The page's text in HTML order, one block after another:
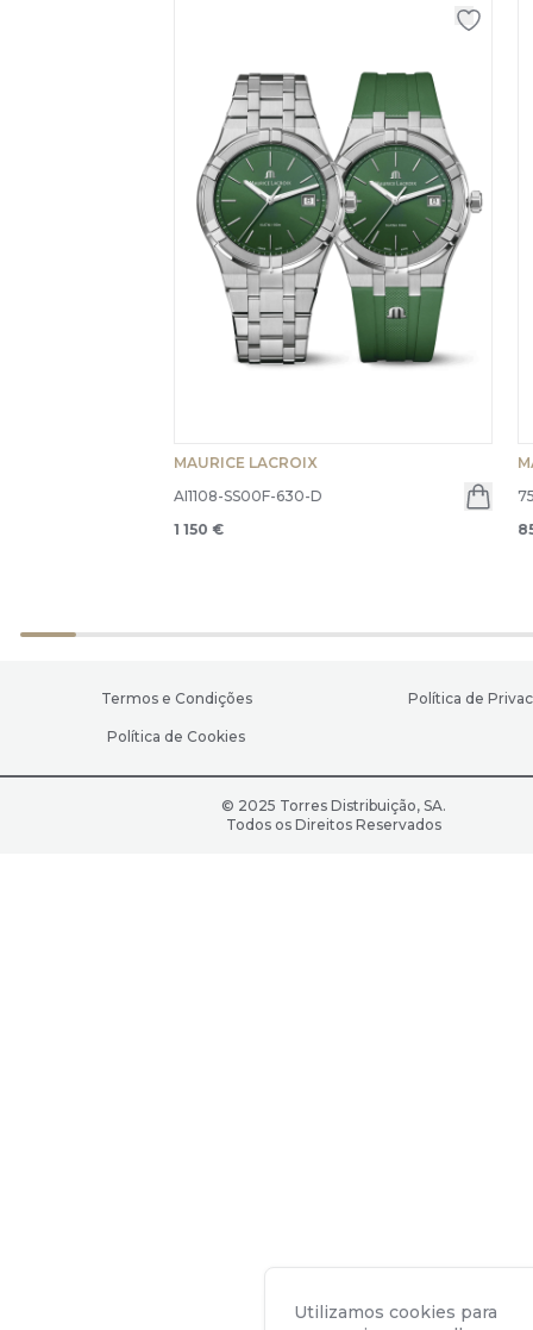
MAURICE LACROIX
AI1108-SS00F-630-D
1 150 €
Termos e Condições Política de
Política de Cookies
© 2025 Torres Distribuição, SA.
Todos os Direitos Reservados
Utilizamos cookies para